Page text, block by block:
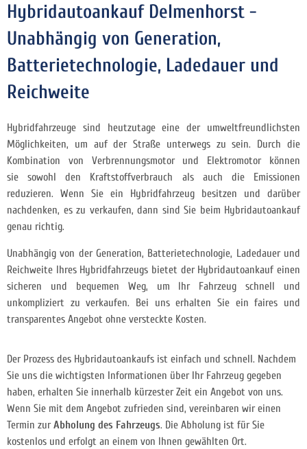
Hybridautoankauf Delmenhorst -
Unabhängig von Generation,
Batterietechnologie, Ladedauer und
Reichweite
Hybridfahrzeuge sind heutzutage eine der umweltfreundlichsten
Möglichkeiten, um auf der Straße unterwegs zu sein. Durch die
Kombination von Verbrennungsmotor und Elektromotor können
siesowohl den Kraftstoffverbrauch als auch die Emissionen
reduzieren. Wenn Sie ein Hybridfahrzeug besitzen und darüber
nachdenken, es zu verkaufen, dann sind Sie beim Hybridautoankauf
genau richtig.
Unabhängig von der Generation, Batterietechnologie, Ladedauer und
Reichweite Ihres Hybridfahrzeugs bietet der Hybridautoankauf einen
sicheren und bequemen Weg, um Ihr Fahrzeug schnell und
unkompliziert zu verkaufen. Bei uns erhalten Sie ein faires und
transparentes Angebot ohne versteckte Kosten.
Der Prozess des Hybridautoankaufs ist einfach und schnell. Nachdem
Sie uns die wichtigsten Informationen über Ihr Fahrzeug gegeben
haben, erhalten Sie innerhalb kürzester Zeit ein Angebot von uns.
Wenn Sie mit dem Angebot zufrieden sind, vereinbaren wir einen
Termin zurAbholung des Fahrzeugs. Die Abholung ist für Sie
kostenlos und erfolgt an einem von Ihnen gewählten Ort.